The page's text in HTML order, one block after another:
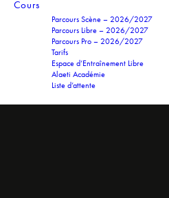
Cours
Parcours Scène – 2026/2027
Parcours Libre – 2026/2027
Parcours Pro – 2026/2027
Tarifs
Espace d’Entraînement Libre
Alaeti Académie
Liste d’attente